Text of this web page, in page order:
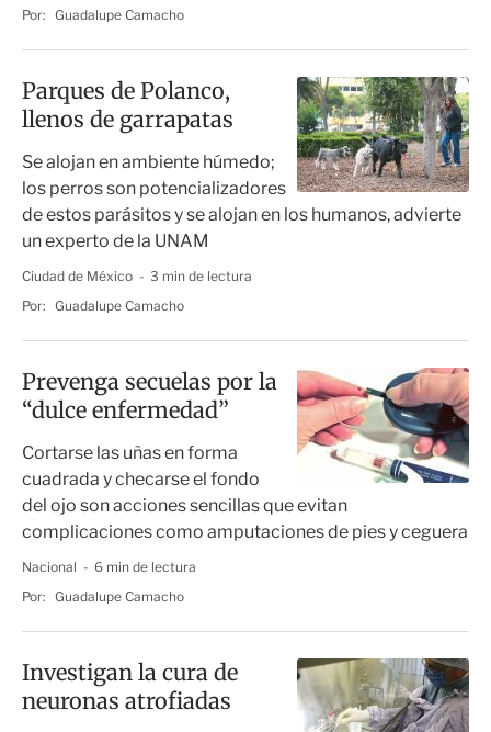
Por: Guadalupe Camacho
Parques de Polanco,
llenos de garrapatas
Se alojan en ambiente húmedo;
los perros son potencializadores
de estos parásitos y se alojan en los humanos, advierte
un experto de la UNAM
Ciudad de México
3 min de lectura
Por: Guadalupe Camacho
Prevenga secuelas por la
“dulce enfermedad”
Cortarse las uñas en forma
cuadrada y checarse el fondo
del ojo son acciones sencillas que evitan
complicaciones como amputaciones de pies y ceguera
Nacional
6 min de lectura
Por: Guadalupe Camacho
Investigan la cura de
neuronas atrofiadas